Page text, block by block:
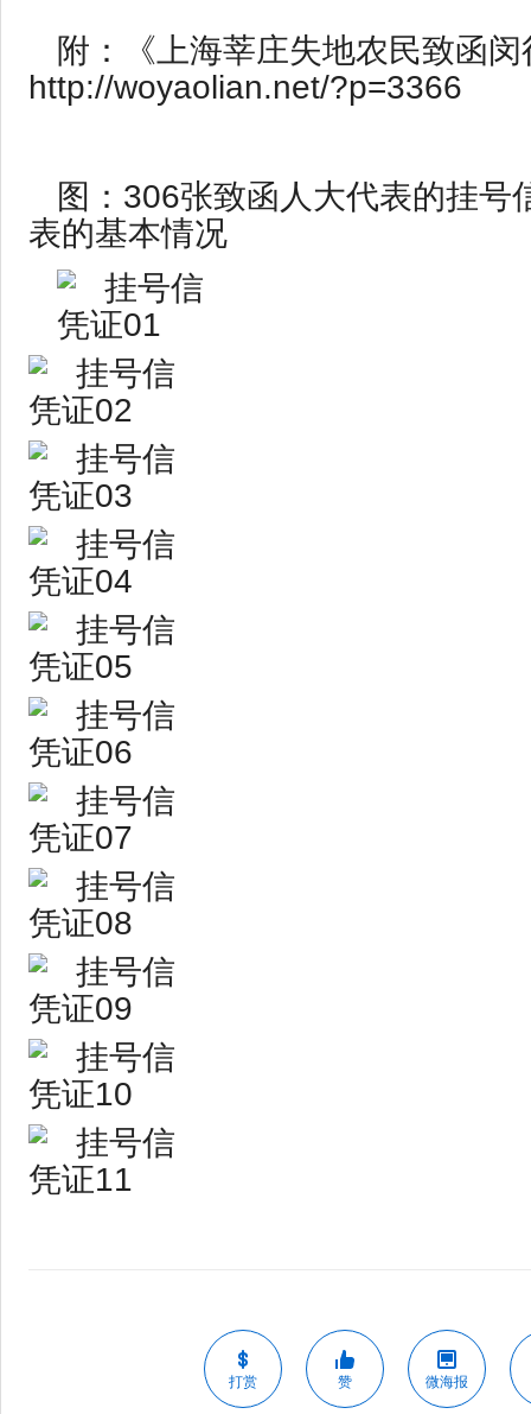
附：《上海莘庄失地农民致函
http://woyaolian.net/?p=3366
图：306张致函人大代表的挂号
表的基本情况
打赏 赞 微海报